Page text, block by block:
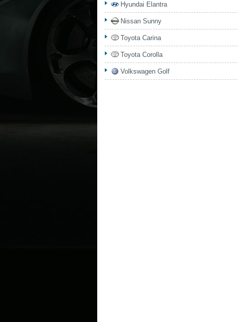
Hyundai Elantra
Nissan Sunny
Toyota Carina
Toyota Corolla
Volkswagen Golf